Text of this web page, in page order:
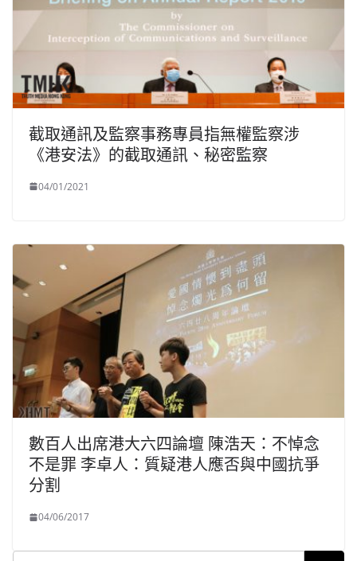
截取通訊及監察事務專員指無權監察涉
《港安法》的截取通訊、秘密監察
04/01/2021
數百人出席港大六四論壇 陳浩天：不悼念
不是罪 李卓人：質疑港人應否與中國抗爭
分割
04/06/2017